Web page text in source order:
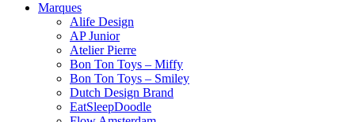
Marques
Alife Design
AP Junior
Atelier Pierre
Bon Ton Toys – Miffy
Bon Ton Toys – Smiley
Dutch Design Brand
EatSleepDoodle